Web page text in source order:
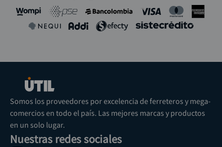
Somos los proveedores por excelencia de ferreteros y mega-
comercios en todo el país. Las mejores marcas y productos
en un solo lugar.
Nuestras redes sociales